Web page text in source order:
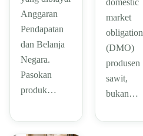
Anggaran
Pendapatan
dan Belanja
Negara.
Pasokan
produk…
domestic
market
obligation
(DMO)
produsen
sawit,
bukan…